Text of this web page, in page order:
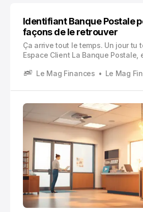
Identifiant Banque Postale
façons de le retrouver
Ça arrive tout le temps. Un jour tu
Espace Client La Banque Postale,
Mais l’identifiant, lui, tu ne le «
Le Mag Finances Le Mag